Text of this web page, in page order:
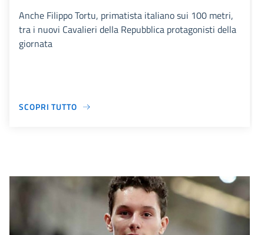
Anche Filippo Tortu, primatista italiano sui 100 metri,
tra i nuovi Cavalieri della Repubblica protagonisti della
giornata
SCOPRI TUTTO